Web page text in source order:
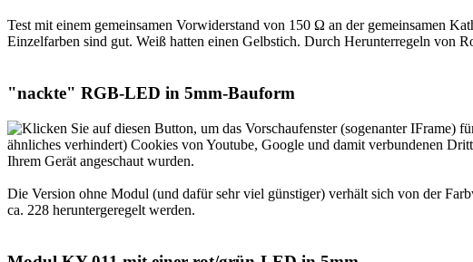
Test mit einem gemeinsamen Vorwiderstand von 150 Ω an der gemeinsamen
Einzelfarben sind gut. Weiß hatten einen Gelbstich. Durch Herunterregeln von
"nackte" RGB-LED in 5mm-Bauform
Die Version ohne Modul (und dafür sehr viel günstiger) verhält sich von der
ca. 228 heruntergeregelt werden.